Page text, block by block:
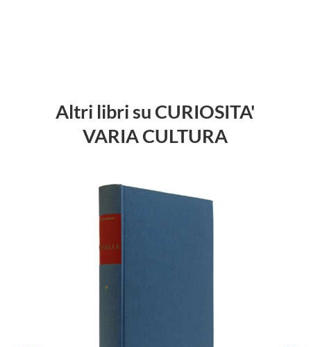
Altri libri su CURIOSITA'
VARIA CULTURA